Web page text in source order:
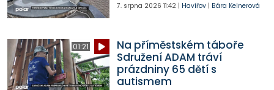
7. srpna 2026 11:42| Havířov| Bára Kelnerová
01:21
Na příměstském táboře
Sdružení ADAM tráví
prázdniny 65 dětí s
autismem